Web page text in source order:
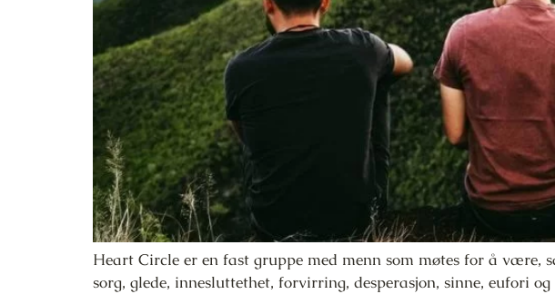
Heart Circle er en fast gruppe med menn som møtes for å være,
sorg, glede, innesluttethet, forvirring, desperasjon, sinne, eufori